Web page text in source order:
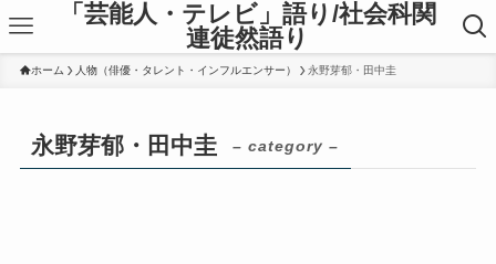
「芸能人・テレビ」語り/社会科関
連徒然語り
ホーム 人物（俳優・タレント・インフルエンサー） 永野芽郁・田中圭
永野芽郁・田中圭 – category –